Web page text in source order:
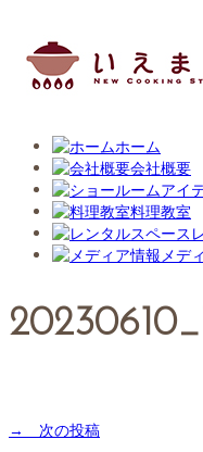
ホーム
会社概要
アイ
料理教室
メデ
→ 次の投稿